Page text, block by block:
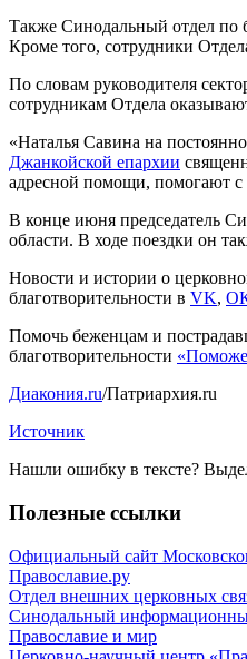
Также Синодальный отдел по
Кроме того, сотрудники
По словам руководителя
сотрудникам Отдела
«Наталья Савина на
Джанкойской епархии
адресной помощи, помогают
В конце июня председатель
области. В ходе поездки он
Новости и истории о
благотворительности в VK,
Помочь беженцам и
благотворительности
Диакония.ru/Патриархия.ru
Источник
Нашли ошибку в тексте?
Полезные ссылки
Официальный сайт
Православие.ру
Отдел внешних церковных
Синодальный
Православие и мир